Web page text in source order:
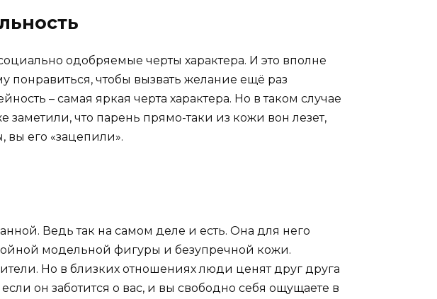
одобряемые черты характера. И это вполне
понравиться, чтобы вызвать желание ещё раз
– самая яркая черта характера. Но в таком случае
заметили, что парень прямо-таки из кожи вон лезет,
вы его «зацепили».
Ведь так на самом деле и есть. Она для него
модельной фигуры и безупречной кожи.
Но в близких отношениях люди ценят друг друга
он заботится о вас, и вы свободно себя ощущаете в